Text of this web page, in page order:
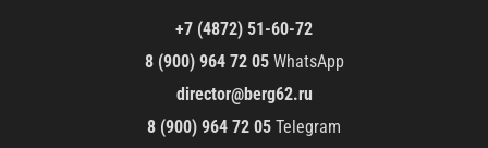
+7 (4872) 51-60-72
8 (900) 964 72 05WhatsApp
director@berg62.ru
8 (900) 964 72 05 Telegram